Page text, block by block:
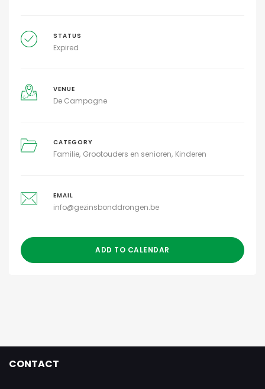
STATUS
Expired
VENUE
De Campagne
CATEGORY
Familie Grootouders en senioren Kinderen
EMAIL
info@gezinsbonddrongen.be
ADD TO CALENDAR
CONTACT